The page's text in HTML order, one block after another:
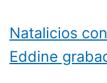
Natalicios
Eddine